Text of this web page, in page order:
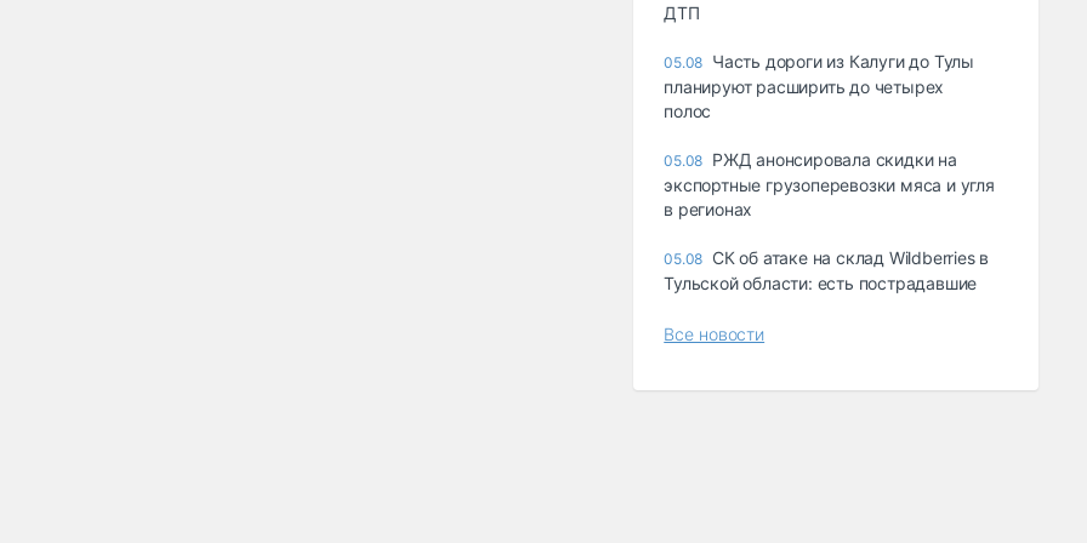
ДТП
05.08 Часть дороги из Калуги до Тулы
планируют расширить до четырех
полос
05.08 РЖД анонсировала скидки на
экспортные грузоперевозки мяса и угля
в регионах
05.08 СК об атаке на склад Wildberries в
Тульской области: есть пострадавшие
Все новости